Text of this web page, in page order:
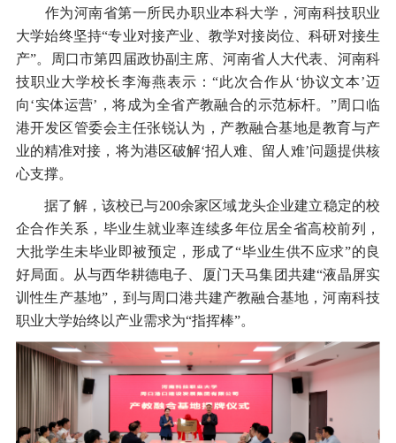
作为河南省第一所民办职业本科大学，河南科技职业
大学始终坚持“专业对接产业、教学对接岗位、科研对接生
产”。周口市第四届政协副主席、河南省人大代表、河南科
技职业大学校长李海燕表示：“此次合作从‘协议文本’迈
向‘实体运营’，将成为全省产教融合的示范标杆。”周口临
港开发区管委会主任张锐认为，产教融合基地是教育与产
业的精准对接，将为港区破解‘招人难、留人难’问题提供核
心支撑。
据了解，该校已与200余家区域龙头企业建立稳定的校
企合作关系，毕业生就业率连续多年位居全省高校前列，
大批学生未毕业即被预定，形成了“毕业生供不应求”的良
好局面。从与西华耕德电子、厦门天马集团共建“液晶屏实
训性生产基地”，到与周口港共建产教融合基地，河南科技
职业大学始终以产业需求为“指挥棒”。